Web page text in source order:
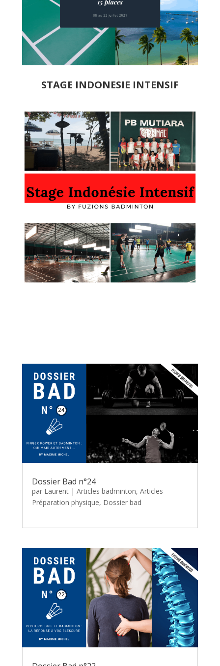
STAGE INDONESIE INTENSIF
Dossier Bad n°24
par Laurent| Articles badminton, Articles
Préparation physique, Dossier bad